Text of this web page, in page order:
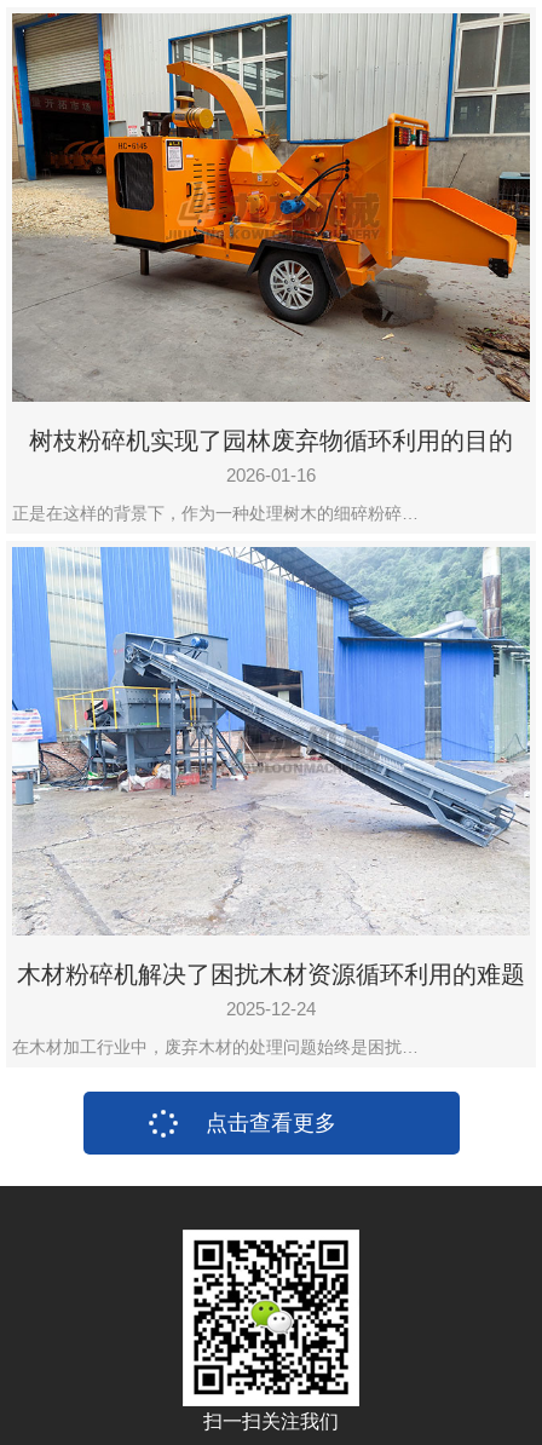
树枝粉碎机实现了园林废弃物循环利用的目的
2026-01-16
正是在这样的背景下，作为一种处理树木的细碎粉碎…
木材粉碎机解决了困扰木材资源循环利用的难题
2025-12-24
在木材加工行业中，废弃木材的处理问题始终是困扰…
点击查看更多
扫一扫关注我们